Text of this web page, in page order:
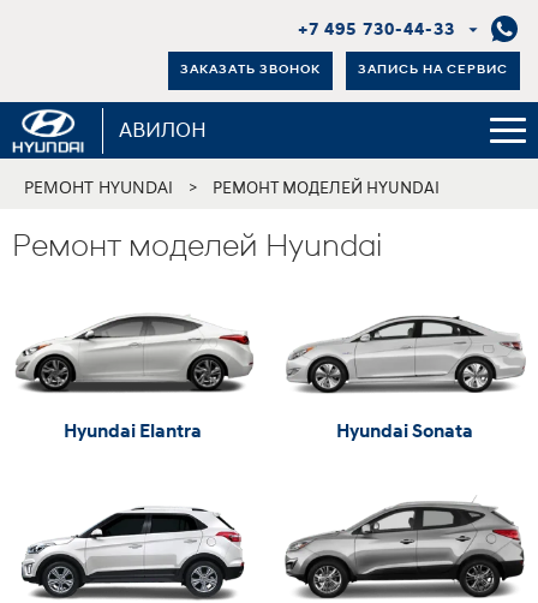
+7 495 730-44-33
ЗАКАЗАТЬ ЗВОНОК ЗАПИСЬ НА СЕРВИС
АВИЛОН
РЕМОНТ HYUNDAI > РЕМОНТ МОДЕЛЕЙ HYUNDAI
Ремонт моделей Hyundai
Hyundai Elantra Hyundai Sonata